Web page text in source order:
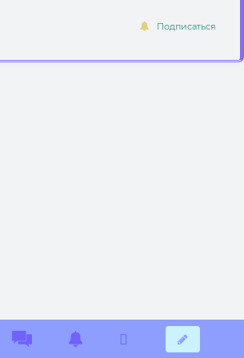
Подписаться